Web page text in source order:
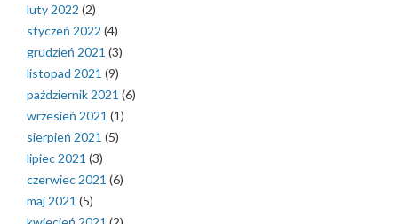
luty 2022 (2)
styczeń 2022 (4)
grudzień 2021 (3)
listopad 2021 (9)
październik 2021 (6)
wrzesień 2021 (1)
sierpień 2021 (5)
lipiec 2021 (3)
czerwiec 2021 (6)
maj 2021 (5)